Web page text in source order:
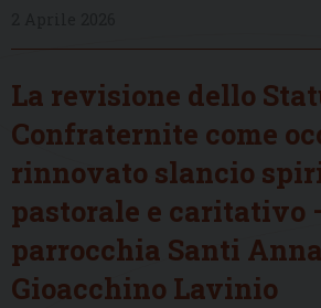
La revisione dello
Confraternite come
rinnovato slancio
pastorale e caritativo
parrocchia Santi
Gioacchino Lavinio